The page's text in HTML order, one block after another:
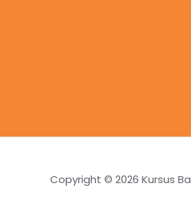
Copyright © 2026 Kursus